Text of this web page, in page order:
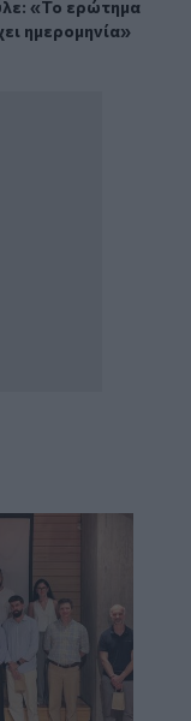
«Το ερώτημα
ημερομηνία»